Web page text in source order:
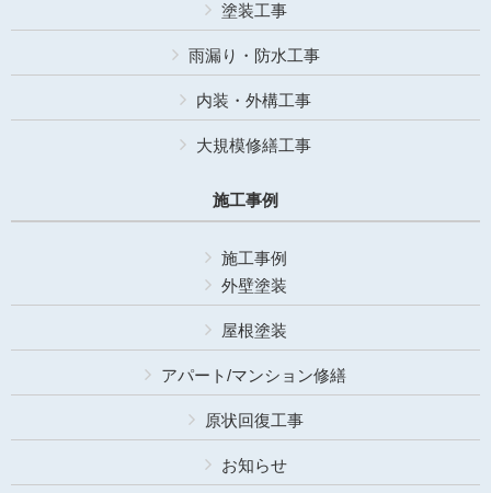
塗装工事
雨漏り・防水工事
内装・外構工事
大規模修繕工事
施工事例
施工事例
外壁塗装
屋根塗装
アパート/マンション修繕
原状回復工事
お知らせ